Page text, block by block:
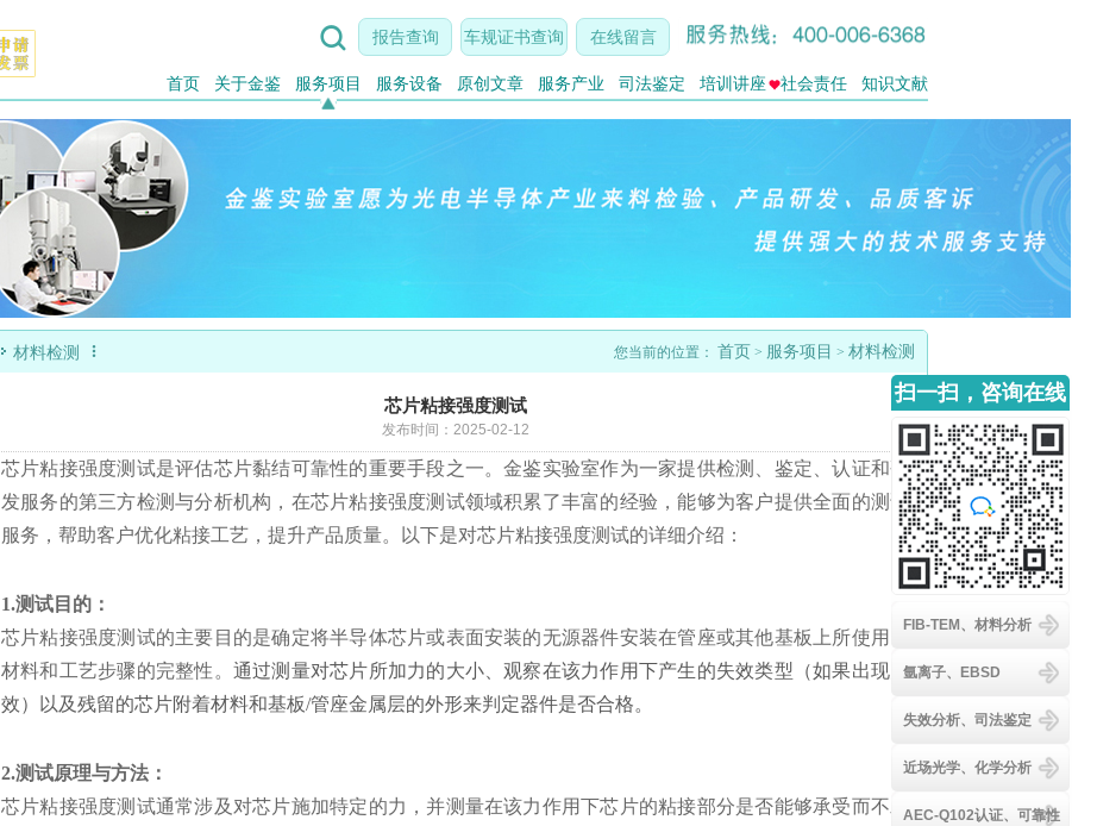
在线留言
车规证书查询
报告查询

首页 关于金鉴 服务项目 服务设备 原创文章 服务产业 司法鉴定 培训讲座 社会责任 知识文献
材料检测  您当前的位置： 首页 > 服务项目 > 材料检测
芯片粘接强度测试
发布时间：2025-02-12
芯片粘接强度测试是评估芯片黏结可靠性的重要手段之一。金鉴实验室作为一家提供检测、鉴定、认证和研
发服务的第三方检测与分析机构，在芯片粘接强度测试领域积累了丰富的经验，能够为客户提供全面的测试
服务，帮助客户优化粘接工艺，提升产品质量。以下是对芯片粘接强度测试的详细介绍：
1.测试目的：
芯片粘接强度测试的主要目的是确定将半导体芯片或表面安装的无源器件安装在管座或其他基板上所使用的
材料和工艺步骤的完整性。 通过测量对芯片所加力的大小、观察在该力作用下产生的失效类型（如果出现失
效）以及残留的芯片附着材料和基板/管座金属层的外形来判定器件是否合格。
2.测试原理与方法：
芯片粘接强度测试通常涉及对芯片施加特定的力，并测量在该力作用下芯片的粘接部分是否能够承受而不发
扫一扫，咨询在线
客服
FIB-TEM、材料分析
氩离子、EBSD
失效分析、司法鉴定
近场光学、化学分析
AEC-Q102认证、可靠性